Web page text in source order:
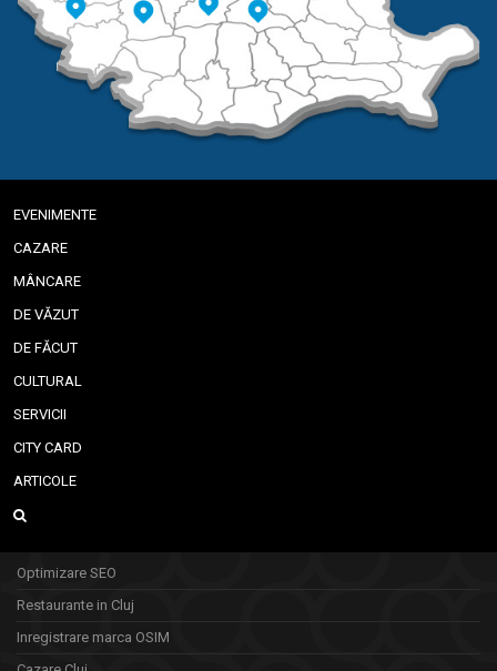
EVENIMENTE
CAZARE
MÂNCARE
DE VĂZUT
DE FĂCUT
CULTURAL
SERVICII
CITY CARD
ARTICOLE
Optimizare SEO
Restaurante in Cluj
Inregistrare marca OSIM